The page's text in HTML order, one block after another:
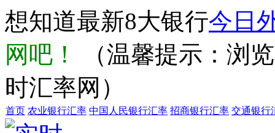
想知道最新8大银行今日
网吧！
（温馨提示：浏
时汇率网）
首页 农业银行汇率 中国人民银行汇率 招商银行汇率 交通银行